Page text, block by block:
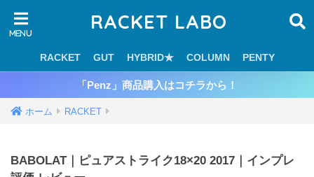
RACKET LABO
RACKET GUT HYBRID★ COLUMN PENTY
「Penz」商品購入はコチラから！
ホーム RACKET
BABOLAT｜ピュアストライク18×20 2017｜インプレ